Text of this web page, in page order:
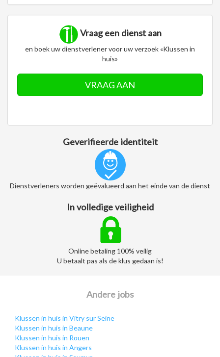
Vraag een dienst aan
en boek uw dienstverlener voor uw verzoek «Klussen in
huis»
VRAAG AAN
Geverifieerde identiteit
Dienstverleners worden geëvalueerd aan het einde van de dienst
In volledige veiligheid
Online betaling 100% veilig
U betaalt pas als de klus gedaan is!
Andere jobs
Klussen in huis in Vitry sur Seine
Klussen in huis in Beaune
Klussen in huis in Rouen
Klussen in huis in Angers